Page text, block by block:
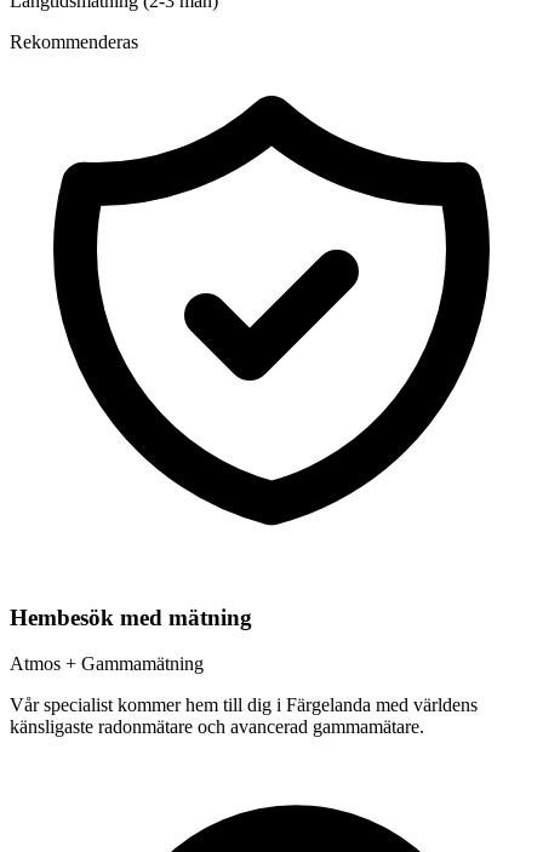
Rekommenderas
Hembesök med mätning
Atmos + Gammamätning
Vår specialist kommer hem till dig i Färgelanda med världens
känsligaste radonmätare och avancerad gammamätare.